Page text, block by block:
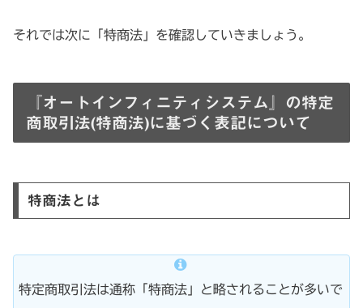
それでは次に「特商法」を確認していきましょう。
『オートインフィニティシステム』の特定
商取引法(特商法)に基づく表記について
特商法とは
特定商取引法は通称「特商法」と略されることが多いで